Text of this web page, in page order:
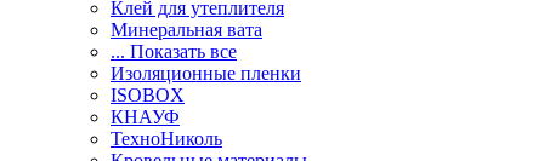
Клей для утеплителя
Минеральная вата
... Показать все
Изоляционные пленки
ISOBOX
КНАУФ
ТехноНиколь